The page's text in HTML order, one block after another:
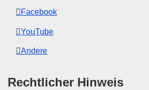
Facebook
YouTube
Andere
Rechtlicher Hinweis